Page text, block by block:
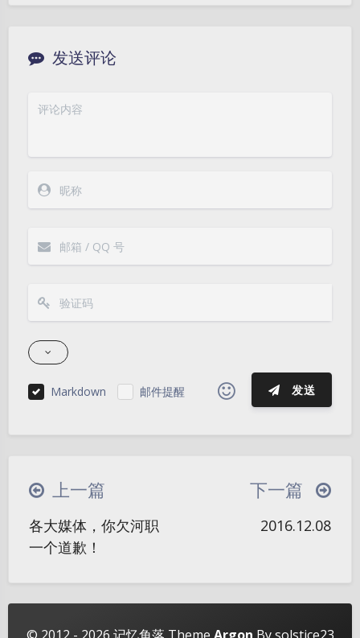
浅阴影 深阴影
关闭 日落 暗化 灰度
发送评论
Markdown 邮件提醒 发送
|´・ω・)ノ ヾ(≧∇≦*)ゝ
(☆ω☆)
∠( ᐛ 」∠)＿
୧(๑•̀⌄•́๑)૭
(´இ皿இ｀)
(╯°A°)╯︵○○○
φ(￣∇￣o)
上一篇
各大媒体，你欠河职
一个道歉！
下一篇
2016.12.08